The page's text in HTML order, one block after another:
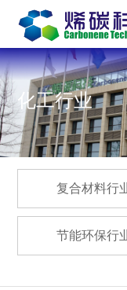
化工行业
复合材料行
节能环保行